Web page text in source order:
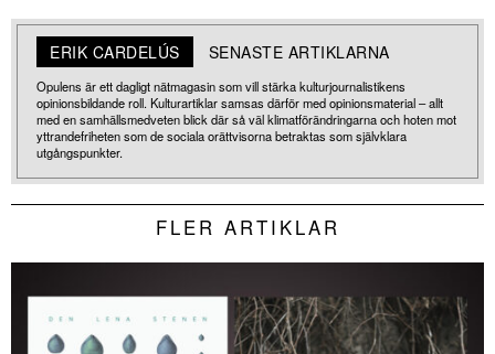
ERIK CARDELÚS SENASTE ARTIKLARNA
Opulens är ett dagligt nätmagasin som vill stärka kulturjournalistikens
opinionsbildande roll. Kulturartiklar samsas därför med opinionsmaterial – allt
med en samhällsmedveten blick där så väl klimatförändringarna och hoten mot
yttrandefriheten som de sociala orättvisorna betraktas som självklara
utgångspunkter.
FLER ARTIKLAR